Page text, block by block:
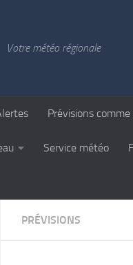
Votre météo régionale
Prévisions comme
Service météo
PRÉVISIONS